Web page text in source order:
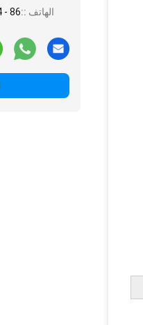
الهاتف ::86 - 15888315834